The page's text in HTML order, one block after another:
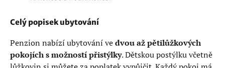
Celý popisek ubytování
Penzion nabízí ubytování vedvou až pětilůžkových
pokojích s možností přistýlky. Dětskou postýlku včetně